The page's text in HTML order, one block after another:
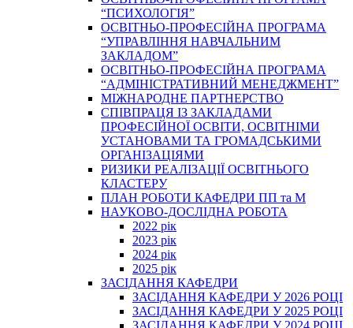
“ПСИХОЛОГІЯ”
ОСВІТНЬО-ПРОФЕСІЙНА ПРОГРАМА
“УПРАВЛІННЯ НАВЧАЛЬНИМ
ЗАКЛАДОМ”
ОСВІТНЬО-ПРОФЕСІЙНА ПРОГРАМА
“АДМІНІСТРАТИВНИЙ МЕНЕДЖМЕНТ”
МІЖНАРОДНЕ ПАРТНЕРСТВО
СПІВПРАЦЯ ІЗ ЗАКЛАДАМИ
ПРОФЕСІЙНОЇ ОСВІТИ, ОСВІТНІМИ
УСТАНОВАМИ ТА ГРОМАДСЬКИМИ
ОРГАНІЗАЦІЯМИ
РИЗИКИ РЕАЛІЗАЦІЇ ОСВІТНЬОГО
КЛАСТЕРУ
ПЛАН РОБОТИ КАФЕДРИ ПП та М
НАУКОВО-ДОСЛІДНА РОБОТА
2022 рік
2023 рік
2024 рік
2025 рік
ЗАСІДАННЯ КАФЕДРИ
ЗАСІДАННЯ КАФЕДРИ У 2026 РОЦІ
ЗАСІДАННЯ КАФЕДРИ У 2025 РОЦІ
ЗАСІДАННЯ КАФЕДРИ У 2024 РОЦІ